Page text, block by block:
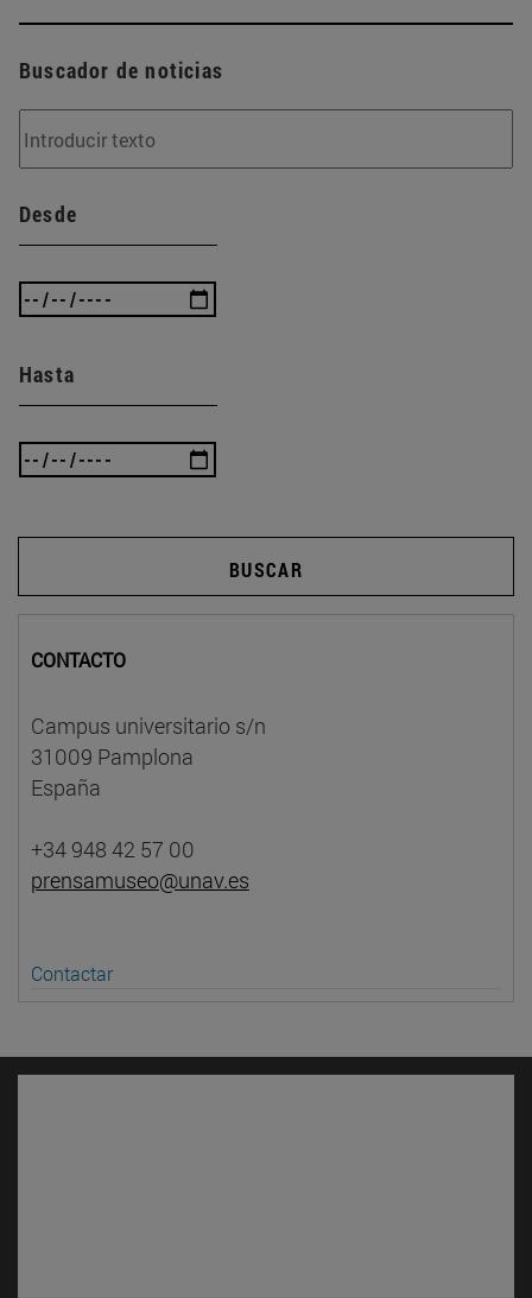
Buscador de noticias
Desde
Hasta
BUSCAR
CONTACTO
Campus universitario s/n
31009 Pamplona
España
+34 948 42 57 00
prensamuseo@unav.es
Contactar